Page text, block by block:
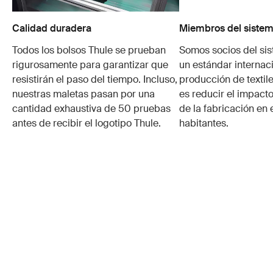
Calidad duradera
Todos los bolsos Thule se prueban
rigurosamente para garantizar que
resistirán el paso del tiempo. Incluso,
nuestras maletas pasan por una
cantidad exhaustiva de 50 pruebas
antes de recibir el logotipo Thule.
Miembros del
Somos socios del
un estándar
producción de
es reducir el
de la fabricación en
habitantes.